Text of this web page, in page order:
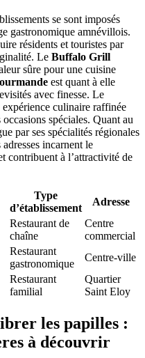
se sont imposés
gastronomique amnévillois.
résidents et touristes par
Le Buffalo Grill
sûre pour une cuisine
est quant à elle
avec finesse. Le
culinaire raffinée
spéciales. Quant au
par ses spécialités régionales
incarnent le
contribuent à l’attractivité de
Type
d’établissement
Adresse
Restaurant de
chaîne
Centre
commercial
Restaurant
gastronomique
Centre-ville
Restaurant
familial
Quartier
Saint Eloy
les papilles :
à découvrir